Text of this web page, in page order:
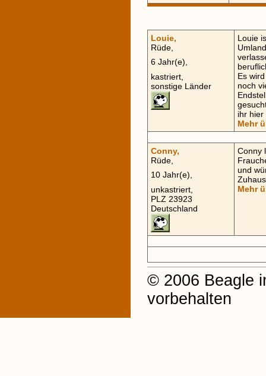
Louie,
Rüde,
6 Jahr(e),
kastriert,
sonstige Länder
Louie
Es
noch
ihr hier
Mehr
Conny,
Rüde,
10 Jahr(e),
unkastriert,
PLZ 23923
Deutschland
Conny
und
Mehr
© 2006 Beagle
vorbehalten